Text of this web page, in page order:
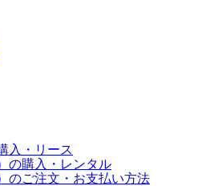
入・リース
の購入・レンタル
のご注文・お支払い方法